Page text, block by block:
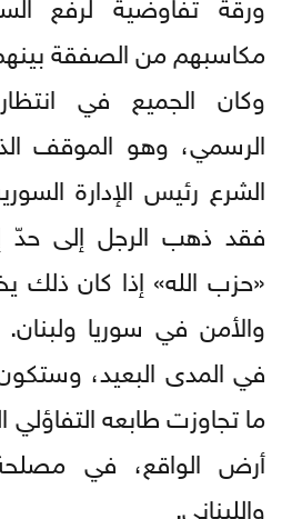
مكاسبهم من الصفقة
وكان الجميع في
الرسمي، وهو الموقف
الشرع رئيس الإدارة
فقد ذهب الرجل إلى حدّ
«حزب الله» إذا كان ذلك
والأمن في سوريا
في المدى البعيد، وستكون
ما تجاوزت طابعه
أرض الواقع، في
واللبناني.